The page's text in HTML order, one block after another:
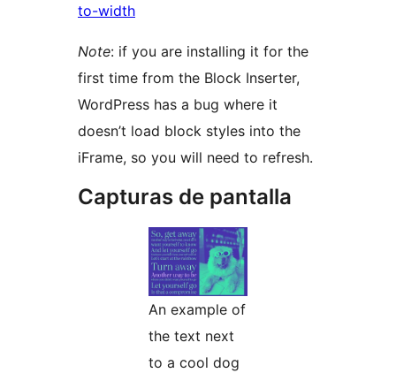
to-width
Note: if you are installing it for the
first time from the Block Inserter,
WordPress has a bug where it
doesn’t load block styles into the
iFrame, so you will need to refresh.
Capturas de pantalla
An example of
the text next
to a cool dog